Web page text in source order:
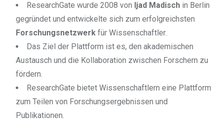
ResearchGate wurde 2008 von Ijad Madisch in Berlin
gegründet und entwickelte sich zum erfolgreichsten
Forschungsnetzwerk für Wissenschaftler.
Das Ziel der Plattform ist es, den akademischen
Austausch und die Kollaboration zwischen Forschern zu
fördern.
ResearchGate bietet Wissenschaftlern eine Plattform
zum Teilen von Forschungsergebnissen und
Publikationen.